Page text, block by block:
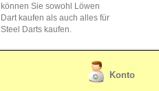
können Sie sowohl Löwen
Dart kaufen als auch alles für
Steel Darts kaufen.
Konto